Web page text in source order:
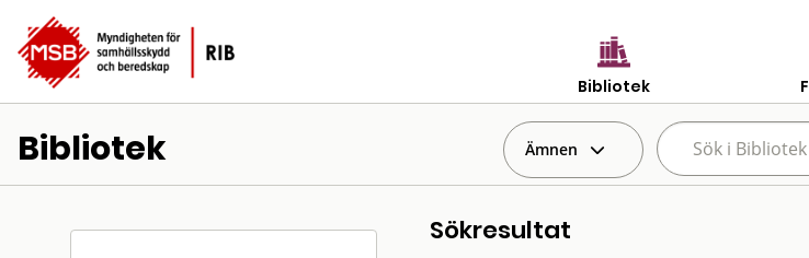
Bibliotek
Bibliotek Ämnen
Sökresultat